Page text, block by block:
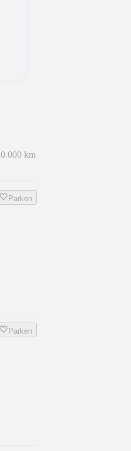
km
Parken
Parken